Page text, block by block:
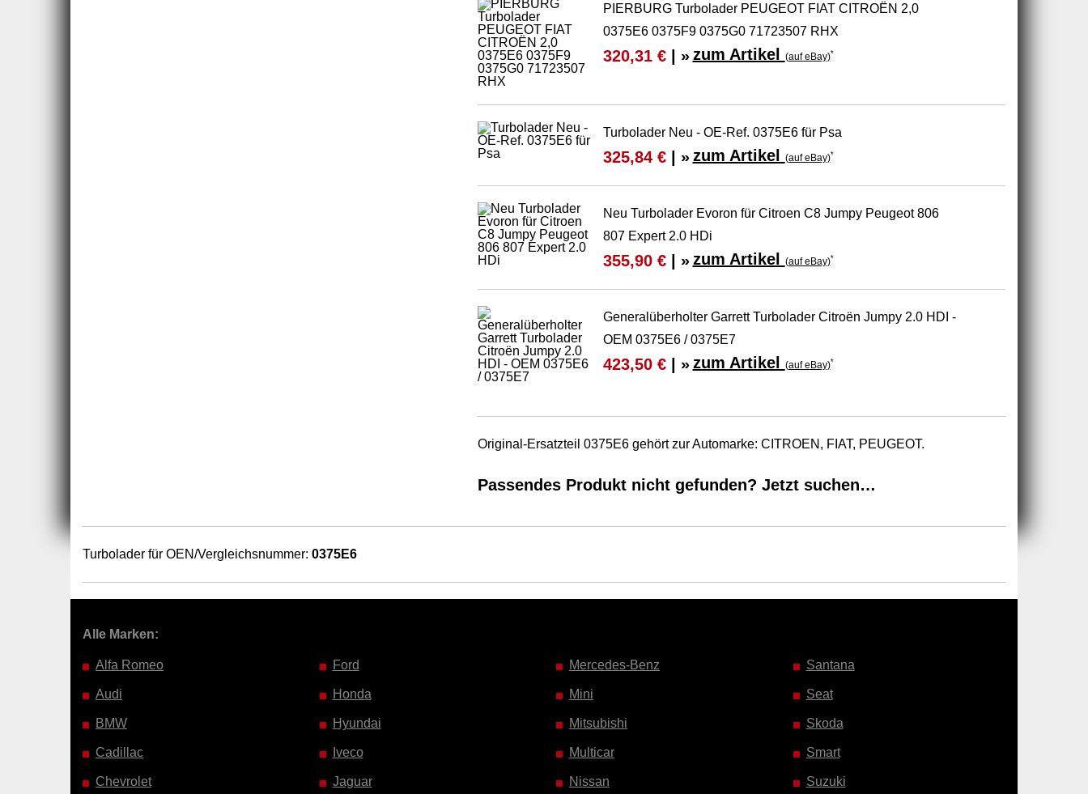
PIERBURG Turbolader PEUGEOT FIAT CITROËN 2,0
0375E6 0375F9 0375G0 71723507 RHX
320,31 €| » zum Artikel (auf eBay)*
Turbolader Neu - OE-Ref. 0375E6 für Psa
325,84 €| » zum Artikel (auf eBay)*
Neu Turbolader Evoron für Citroen C8 Jumpy Peugeot 806
807 Expert 2.0 HDi
355,90 €| » zum Artikel (auf eBay)*
Generalüberholter Garrett Turbolader Citroën Jumpy 2.0 HDI -
OEM 0375E6 / 0375E7
423,50 €| » zum Artikel (auf eBay)*
Original-Ersatzteil 0375E6 gehört zur Automarke: CITROEN, FIAT, PEUGEOT.
Passendes Produkt nicht gefunden? Jetzt suchen…
Turbolader für OEN/Vergleichsnummer: 0375E6
Alle Marken:
Alfa Romeo
Audi
BMW
Cadillac
Chevrolet
Ford
Honda
Hyundai
Iveco
Jaguar
Mercedes-Benz
Mini
Mitsubishi
Multicar
Nissan
Santana
Seat
Skoda
Smart
Suzuki